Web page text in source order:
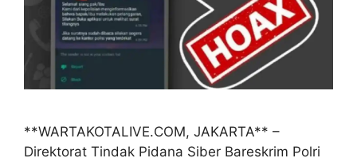
**WARTAKOTALIVE.COM, JAKARTA** –
Direktorat Tindak Pidana Siber Bareskrim Polri